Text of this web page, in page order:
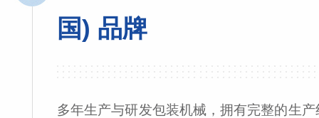
国) 品牌
多年生产与研发包装机械，拥有完整的生